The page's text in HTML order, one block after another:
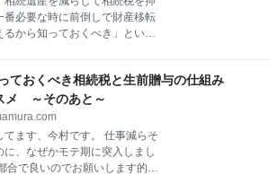
を理由に生前贈与の話を持ちか
」と思いついたのにその理論
記事のリンクがどこかにあっ
じゃう人がいると困るので、こ
結果が違うだけでシミュレーシ
番必要な時に前倒しで財産移転
るから知っておくべき」という
の活用法についてまとめます。
と思っていても、どう相続財
生前贈与とは別に税額軽減使
と知っておくと早めに計画でき
結構長くなってしまったので、
っているのかと贈与税がかか
ておくべき相続税と生前贈与の仕組み
メ ～そのあと～
ます、今村です。 仕事減らそ
に、なぜかモテ期に突入しまし
合で良いのでお願いします的な